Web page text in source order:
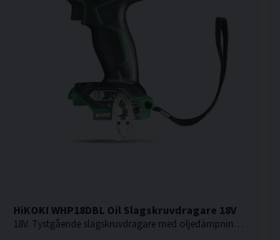
HiKOKI WHP18DBL Oil Slagskruvdragare 18V
18V. Tystgående slagskruvdragare med oljedämpning, perfekt i bullerkänsliga miljöer.